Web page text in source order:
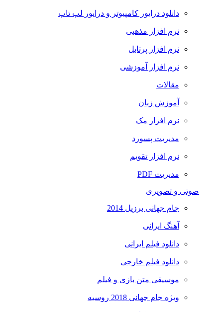
دانلود درایور کامپیوتر و درایور لپ تاپ
نرم افزار مذهبی
نرم افزار پرتابل
نرم افزار آموزشی
مقالات
آموزش زبان
نرم افزار مک
مدیریت پسورد
نرم افزار تقویم
مدیریت PDF
صوتی و تصویری
جام جهانی برزیل 2014
آهنگ ایرانی
دانلود فیلم ایرانی
دانلود فیلم خارجی
موسیقی متن بازی و فیلم
ویژه جام جهانی 2018 روسیه